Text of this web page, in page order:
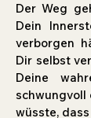
Der Weg
Dein
verborgen
Dir selbst
Deine
schwungvoll
wüsste,